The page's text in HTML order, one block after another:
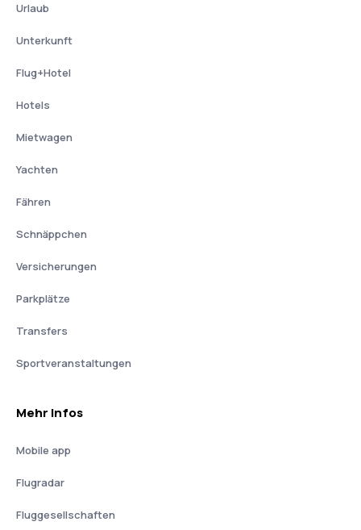
Urlaub
Unterkunft
Flug+Hotel
Hotels
Mietwagen
Yachten
Fähren
Schnäppchen
Versicherungen
Parkplätze
Transfers
Sportveranstaltungen
Mehr Infos
Mobile app
Flugradar
Fluggesellschaften